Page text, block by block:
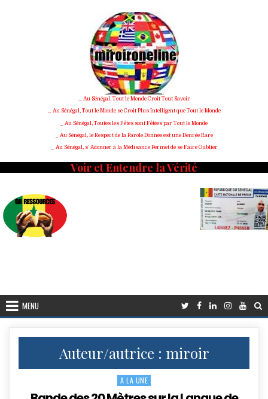
_ Au Sénégal, Tout le Monde Croit Tout Savoir
_ Au Sénégal, Tout le Monde se Croit Plus Intelligent que Tout le Monde
_ Au Sénégal, Toutes les Fêtes sont Fêtées par Tout le Monde
_ Au Sénégal, le Respect de la Parole Donnée est une Denrée Rare
_ Au Sénégal, s' Adonner à la Médisance Permet de se Faire Oublier
Voir et Entendre la Vérité
MENU
Auteur/autrice : miroir
Posted
in
A LA UNE